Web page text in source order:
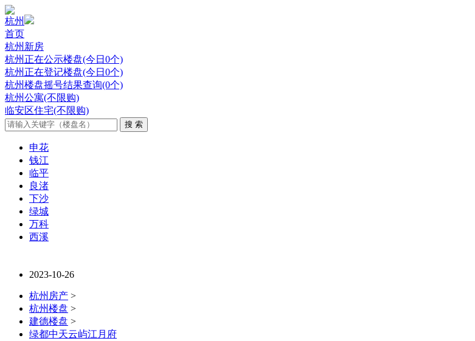
杭州
首页
杭州新房
杭州正在公示楼盘(今日0个)
杭州正在登记楼盘(今日0个)
杭州楼盘摇号结果查询(0个)
杭州公寓(不限购)
临安区住宅(不限购)
申花
钱江
临平
良渚
下沙
绿城
万科
西溪
2023-10-26
杭州房产 >
杭州楼盘 >
建德楼盘 >
绿都中天云屿江月府